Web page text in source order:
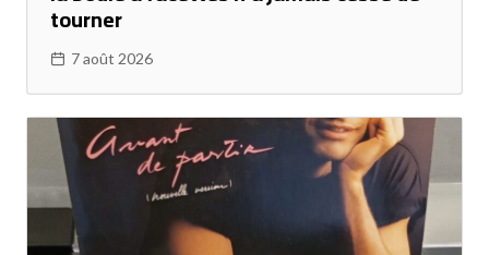
tourner
7 août 2026